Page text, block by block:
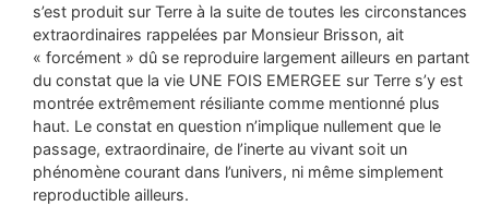
s’est produit sur Terre à la suite de toutes les circonstances
extraordinaires rappelées par Monsieur Brisson, ait
« forcément » dû se reproduire largement ailleurs en partant
du constat que la vie UNE FOIS EMERGEE sur Terre s’y est
montrée extrêmement résiliante comme mentionné plus
haut. Le constat en question n’implique nullement que le
passage, extraordinaire, de l’inerte au vivant soit un
phénomène courant dans l’univers, ni même simplement
reproductible ailleurs.